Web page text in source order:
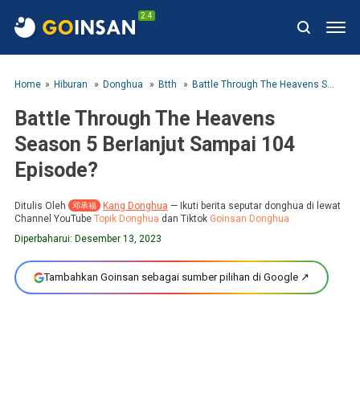
2.4
Home Hiburan Donghua Btth Battle Through The Heavens Season 5 Berlanjut Sampai 104 Episode?
Battle Through The Heavens
Season 5 Berlanjut Sampai 104
Episode?
Ditulis Oleh 邓承福 Kang Donghua — Ikuti berita seputar donghua di lewat
Channel YouTube Topik Donghua dan Tiktok Goinsan Donghua
Diperbaharui: Desember 13, 2023
Tambahkan Goinsan sebagai sumber pilihan di Google ↗